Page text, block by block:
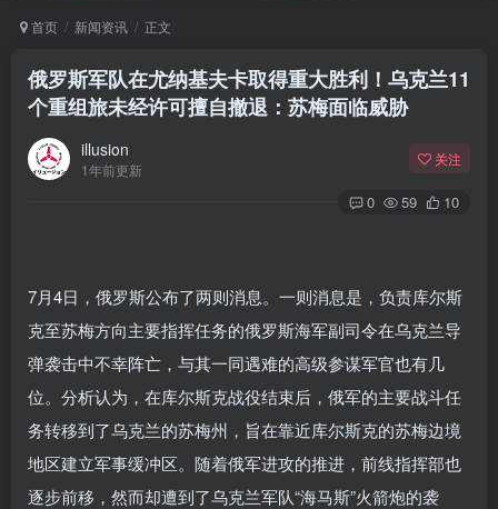
首页 新闻资讯 正文
俄罗斯军队在尤纳基夫卡取得重大胜利！乌克兰11
个重组旅未经许可擅自撤退：苏梅面临威胁
illusion
1年前更新
关注
0 59 10
7月4日，俄罗斯公布了两则消息。一则消息是，负责库尔斯
克至苏梅方向主要指挥任务的俄罗斯海军副司令在乌克兰导
弹袭击中不幸阵亡，与其一同遇难的高级参谋军官也有几
位。分析认为，在库尔斯克战役结束后，俄军的主要战斗任
务转移到了乌克兰的苏梅州，旨在靠近库尔斯克的苏梅边境
地区建立军事缓冲区。随着俄军进攻的推进，前线指挥部也
逐步前移，然而却遭到了乌克兰军队“海马斯”火箭炮的袭